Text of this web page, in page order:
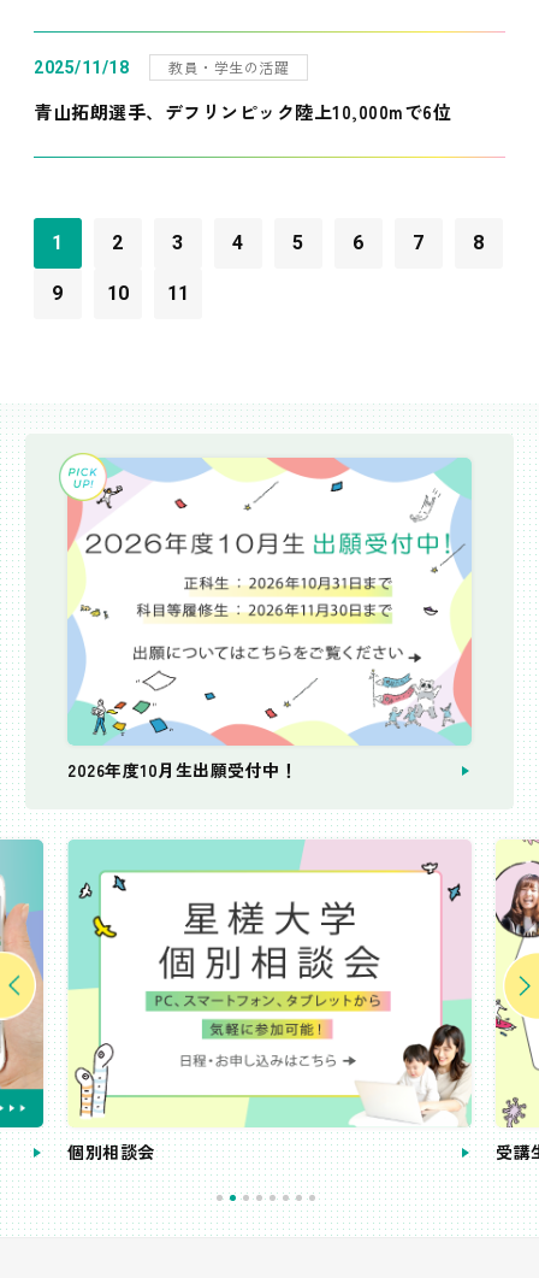
2025/11/18 教員・学生の活躍
青山拓朗選手、デフリンピック陸上10,000mで6位
1 2 3 4 5 6 7 8
9 10 11
2026年度10月生出願受付中！
個別相談会 受講